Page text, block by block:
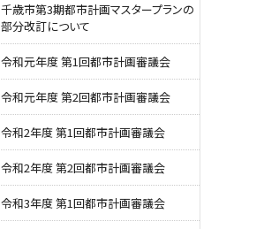
千歳市第3期都市計画マスタープランの
部分改訂について
令和元年度 第1回都市計画審議会
令和元年度 第2回都市計画審議会
令和2年度 第1回都市計画審議会
令和2年度 第2回都市計画審議会
令和3年度 第1回都市計画審議会